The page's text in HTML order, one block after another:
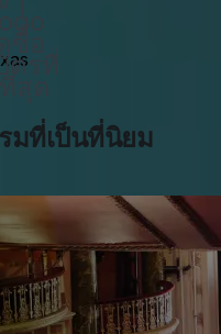
รที่
มที่เป็นที่นิยม